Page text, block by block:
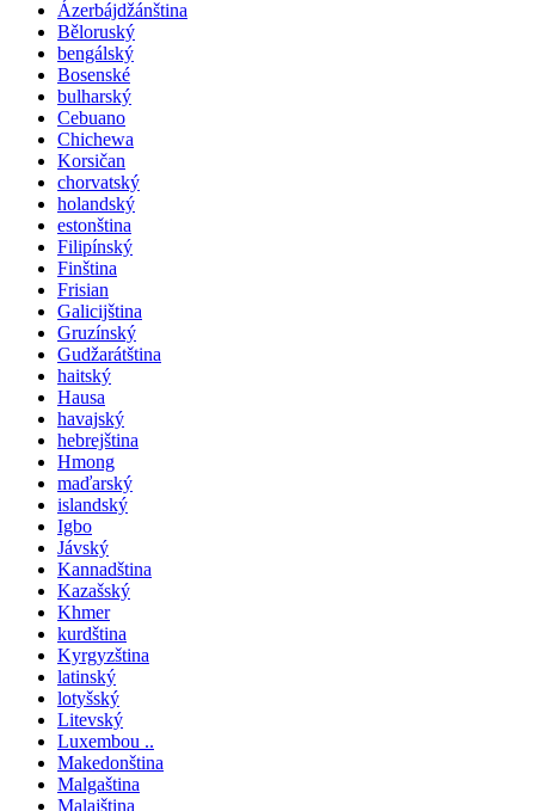
Ázerbájdžánština
Běloruský
bengálský
Bosenské
bulharský
Cebuano
Chichewa
Korsičan
chorvatský
holandský
estonština
Filipínský
Finština
Frisian
Galicijština
Gruzínský
Gudžarátština
haitský
Hausa
havajský
hebrejština
Hmong
maďarský
islandský
Igbo
Jávský
Kannadština
Kazašský
Khmer
kurdština
Kyrgyzština
latinský
lotyšský
Litevský
Luxembou ..
Makedonština
Malgaština
Malajština